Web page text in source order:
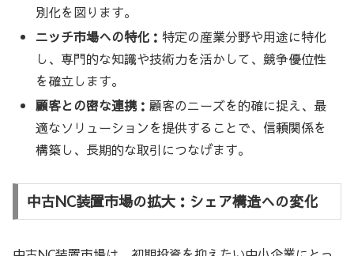
別化を図ります。
ニッチ市場への特化：特定の産業分野や用途に特化
し、専門的な知識や技術力を活かして、競争優位性
を確立します。
顧客との密な連携：顧客のニーズを的確に捉え、最
適なソリューションを提供することで、信頼関係を
構築し、長期的な取引につなげます。
中古NC装置市場の拡大：シェア構造への変化